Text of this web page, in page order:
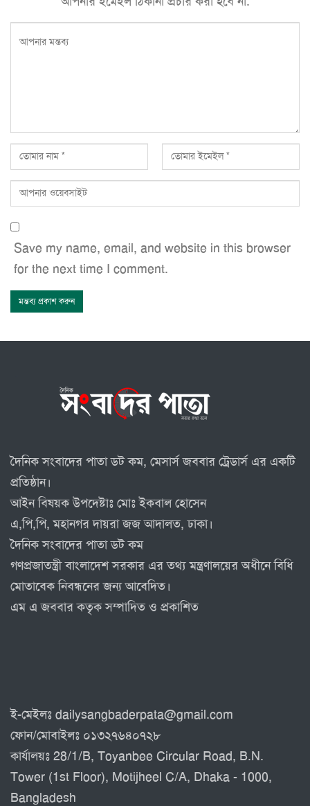
Save my name, email, and website in this browser
for the next time I comment.
দৈনিক সংবাদের পাতা ডট কম, মেসার্স জববার ট্রেডার্স এর একটি
প্রতিষ্ঠান।
আইন বিষয়ক উপদেষ্টাঃ মোঃ ইকবাল হোসেন
এ,পি,পি, মহানগর দায়রা জজ আদালত, ঢাকা।
দৈনিক সংবাদের পাতা ডট কম
গণপ্রজাতন্ত্রী বাংলাদেশ সরকার এর তথ্য মন্ত্রণালয়ের অধীনে বিধি
মোতাবেক নিবন্ধনের জন্য আবেদিত।
এম এ জববার কতৃক সম্পাদিত ও প্রকাশিত
ই-মেইলঃ dailysangbaderpata@gmail.com
ফোন/মোবাইলঃ ০১৩২৭৬৪০৭২৮
কার্যালয়ঃ 28/1/B, Toyanbee Circular Road, B.N.
Tower (1st Floor), Motijheel C/A, Dhaka - 1000,
Bangladesh